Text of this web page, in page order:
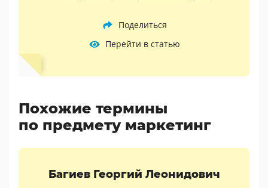
Поделиться
Перейти в статью
Похожие термины
по предмету маркетинг
Багиев Георгий Леонидович